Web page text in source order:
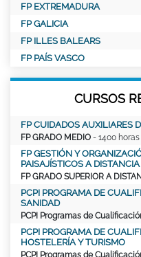
FP EXTREMADURA
FP GALICIA
FP ILLES BALEARS
FP PAÍS VASCO
CURSOS
FP CUIDADOS AUXILIARES
FP GRADO MEDIO - 1400 horas
FP GESTIÓN Y
PAISAJÍSTICOS A DISTANCIA
FP GRADO SUPERIOR A
PCPI PROGRAMA DE
SANIDAD
PCPI Programas de
PCPI PROGRAMA DE
HOSTELERÍA Y TURISMO
PCPI Programas de